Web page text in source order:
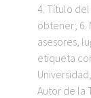
4. Título
obtener; 6.
asesores,
etiqueta
Autor de la